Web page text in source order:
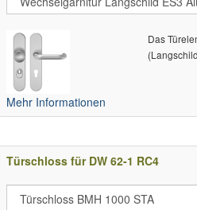
Mehr Informationen
Das
Türschloss für DW 62-1 RC4